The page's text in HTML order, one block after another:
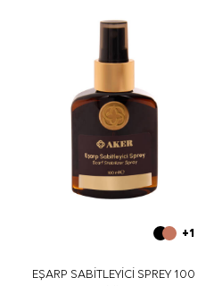
talimatları
etiketin izin verdiği
İpek Eşarp Şampuanı
Desenli Eşarp hangi
+1
EŞARP SABİTLEYİCİ SPREY 100